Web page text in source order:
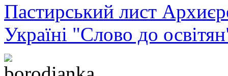
Пастирський лист
Україні "Слово до